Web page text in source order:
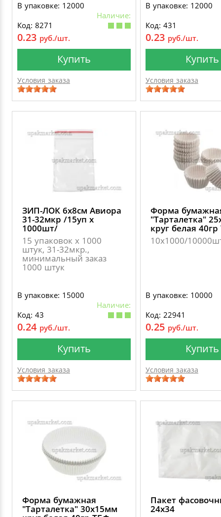
В упаковке: 12000
Наличие:
Код: 8271
0.23 руб./шт.
Купить
Условия заказа
В упаковке: 12000
Код: 431
0.23 руб./шт.
Купить
Условия заказа
ЗИП-ЛОК 6х8см Авиора
31-32мкр /15уп х
1000шт/
15 упаковок х 1000
штук, 31-32мкр.,
минимальный заказ
1000 штук
В упаковке: 15000
Наличие:
Код: 43
0.24 руб./шт.
Купить
Условия заказа
Форма
"Тарталетка"
круг белая
10х1000/
В упаковке: 10000
Код: 22941
0.25 руб./шт.
Купить
Условия заказа
Форма бумажная
"Тарталетка" 30х15мм
Пакет
24х34